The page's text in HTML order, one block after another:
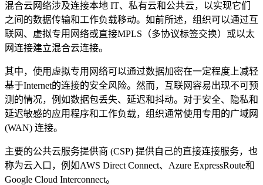
混合云网络涉及连接本地 IT、私有云和公共云，以实现它们
之间的数据传输和工作负载移动。如前所述，组织可以通过互
联网、虚拟专用网络或直接MPLS（多协议标签交换）或以太
网连接建立混合云连接。
其中，使用虚拟专用网络可以通过数据加密在一定程度上减轻
基于Internet的连接的安全风险。然而，互联网容易出现不可预
测的情况，例如数据包丢失、延迟和抖动。对于安全、隐私和
延迟敏感的应用程序和工作负载，组织通常使用专用的广域网
(WAN) 连接。
主要的公共云服务提供商 (CSP) 提供自己的直接连接服务，也
称为云入口，例如AWS Direct Connect、Azure ExpressRoute和
Google Cloud Interconnect。